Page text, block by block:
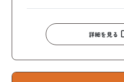
詳細を見る